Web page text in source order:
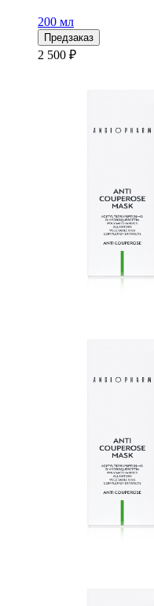
200 мл
Предзаказ
2 500 ₽